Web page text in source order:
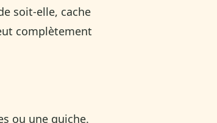
soit-elle, cache
complètement
ou une quiche.